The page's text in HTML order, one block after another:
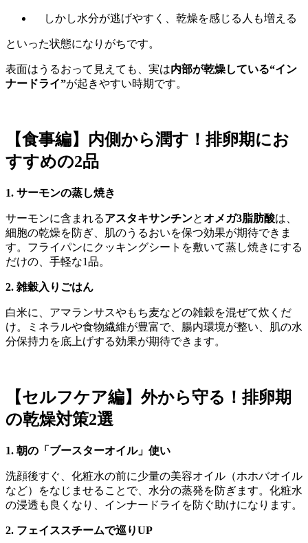
しかし水分が逃げやすく、乾燥を感じる人も増える
といった状態になりがちです。
表面はうるおって見えても、実は内部が乾燥している“イン
ナードライ”が起きやすい時期です。
【食事編】内側から潤す！排卵期にお
すすめの2品
1. サーモンの蒸し焼き
サーモンに含まれるアスタキサンチンとオメガ3脂肪酸は、
細胞の乾燥を防ぎ、肌のうるおいを保つ効果が期待できま
す。フライパンにクッキングシートを敷いて蒸し焼きにする
だけの、手軽な1品。
2. 雑穀入りごはん
白米に、アマランサスやもち麦などの雑穀を混ぜて炊くだ
け。ミネラルや食物繊維が豊富で、腸内環境が整い、肌の水
分保持力を底上げする効果が期待できます。
【セルフケア編】外から守る！排卵期
の乾燥対策2選
1. 朝の「ブースターオイル」使い
洗顔後すぐ、化粧水の前に少量の美容オイル（ホホバオイル
など）をなじませることで、水分の蒸発を防ぎます。化粧水
の浸透も良くなり、インナードライを防ぐ助けになります。
2. フェイススチームで巡りUP